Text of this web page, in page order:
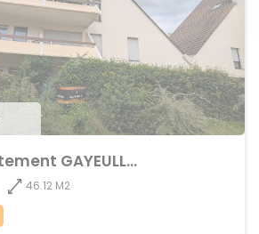
Achat Appartement GAYEULLES
46.12 M2